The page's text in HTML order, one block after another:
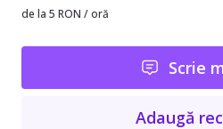
de la 5 RON / oră
Scrie
Adaugă